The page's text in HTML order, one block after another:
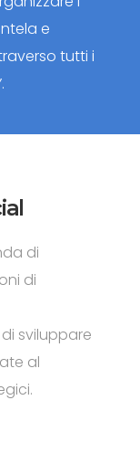
e
tutti i
di
di
sviluppare
al